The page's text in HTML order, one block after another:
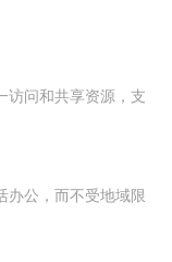
访问和共享资源，支
办公，而不受地域限